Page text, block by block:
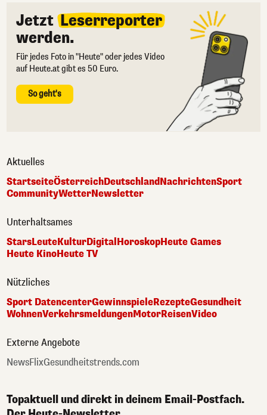
Jetzt Leserreporter
werden.
Für jedes Foto in "Heute" oder jedes Video
auf Heute.at gibt es 50 Euro.
So geht's
Aktuelles
StartseiteÖsterreichDeutschlandNachrichtenSport
CommunityWetterNewsletter
Unterhaltsames
StarsLeuteKulturDigital HoroskopHeute Games
Heute KinoHeute TV
Nützliches
Sport DatencenterGewinnspieleRezepteGesundheit
WohnenVerkehrsmeldungenMotorReisenVideo
Externe Angebote
NewsFlixGesundheitstrends.com
Topaktuell und direkt in deinem Email-Postfach.